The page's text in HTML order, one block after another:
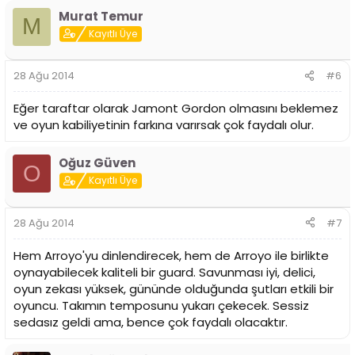
Nolan’ın Cedavita kariyerindeki üçlük yüzdesi felaket.
Adriyatik’de %31, Eurocup’da ise %28 ile atıyor. Fakat Duke
kariyerindeki üçlük yüzdesi daha kabul edilebilir bir
noktada. Junior sezonu (şampiyonluk sezonu) %40,
senior sezonu ise %35. Bu farkın oluşumunu sadece
çizgilerin uzaklık farkına bağlamak bence doğru olmaz.
Nolan Smith, Duke kariyerinde topa hükmeden konumda
bulunmasına rağmen çoğu zaman 2 numaralı
pozisyonda oynuyordu. Yorulmamak adına topu
getirmiyor, korunaklı bir şekilde topa yöneliyordu. Bu
sayede perdelemeler üstünden topu alarak çoğu zaman
daha rahat şut imkanı bulabiliyordu. Cedevita’da ise
sistem gereği daha fazla topla hareket halinde olduğu
için genelde ikili oyun sonrasında veya bir adım geriye
çekilerek bu atışları kullanmak zorunda kalıyordu. Bunlar
burada dursun.
Nolan Smith’in şutörlüğü ve skorerliği üzerine derin
düşünmek lazım. Çünkü Duke ve Cedevita dönemleri
M Murat Temur
Kayıtlı Üye
28 Ağu 2014 #6
Eğer taraftar olarak Jamont Gordon olmasını beklemez
ve oyun kabiliyetinin farkına varırsak çok faydalı olur.
O Oğuz Güven
Kayıtlı Üye
28 Ağu 2014 #7
Hem Arroyo'yu dinlendirecek, hem de Arroyo ile birlikte
oynayabilecek kaliteli bir guard. Savunması iyi, delici,
oyun zekası yüksek, gününde olduğunda şutları etkili bir
oyuncu. Takımın temposunu yukarı çekecek. Sessiz
sedasız geldi ama, bence çok faydalı olacaktır.